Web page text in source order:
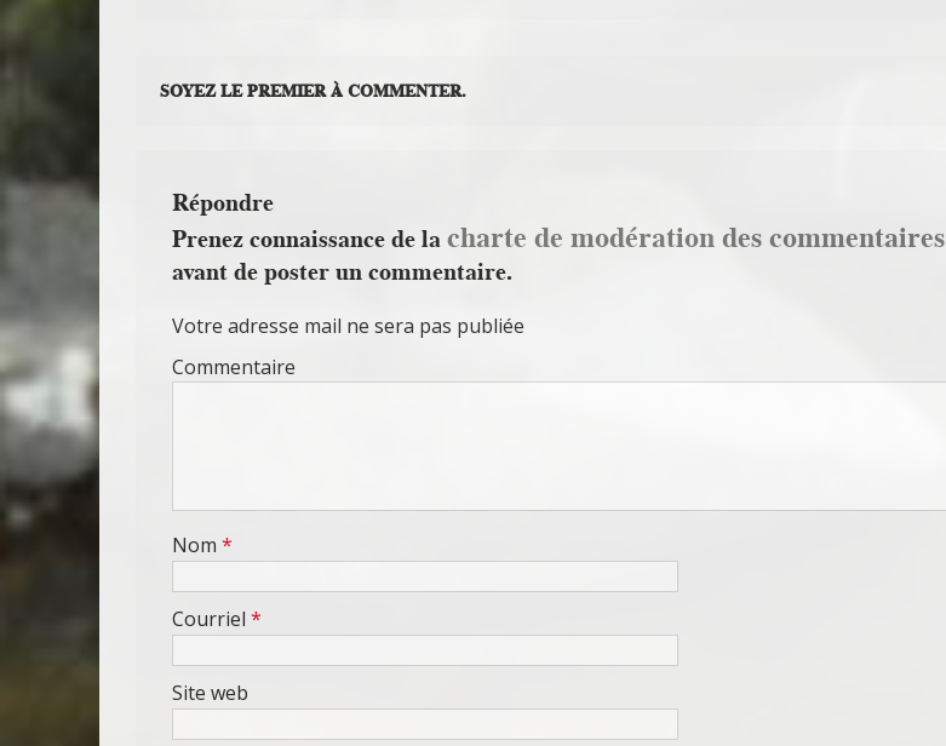
SOYEZ LE PREMIER À COMMENTER.
Répondre
Prenez connaissance de lacharte de modération des commentaires
avant de poster un commentaire.
Votre adresse mail ne sera pas publiée
Commentaire
Nom *
Courriel *
Site web